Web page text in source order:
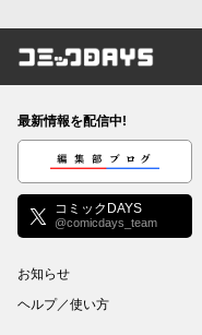
コミック
最新情報を配信中!
編集部ブログ
コミックDAYS
@comicdays_team
お知らせ
ヘルプ／使い方